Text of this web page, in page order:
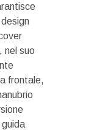
nel suo
frontale,
guida